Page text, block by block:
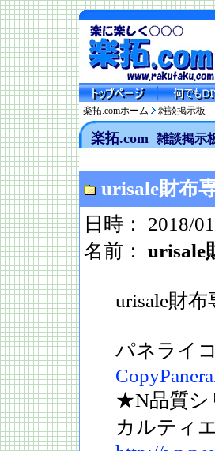
楽拓.comホーム 雑談掲示板
楽拓.com 雑談掲示
urisale財布
日時： 2018/
名前： urisale
urisale財布
パネライ
★N品質シ
カルティ